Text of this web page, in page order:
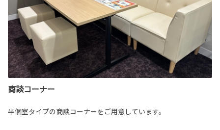
商談コーナー
半個室タイプの商談コーナーをご用意しています。